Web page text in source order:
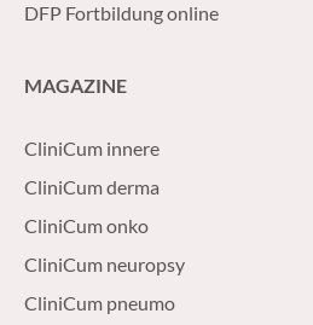
DFP Fortbildung online
MAGAZINE
CliniCum innere
CliniCum derma
CliniCum onko
CliniCum neuropsy
CliniCum pneumo